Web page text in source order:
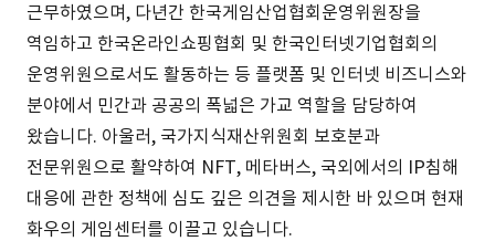
근무하였으며, 다년간 한국게임산업협회운영위원장을
역임하고 한국온라인쇼핑협회 및 한국인터넷기업협회의
운영위원으로서도 활동하는 등 플랫폼 및 인터넷 비즈니스와
분야에서 민간과 공공의 폭넓은 가교 역할을 담당하여
왔습니다. 아울러, 국가지식재산위원회 보호분과
전문위원으로 활약하여 NFT, 메타버스, 국외에서의 IP침해
대응에 관한 정책에 심도 깊은 의견을 제시한 바 있으며 현재
화우의 게임센터를 이끌고 있습니다.